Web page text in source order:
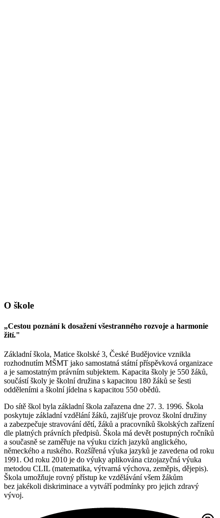
O škole
„Cestou poznání k dosažení všestranného rozvoje a harmonie
žití."
Základní škola, Matice školské 3, České Budějovice vznikla
rozhodnutím MŠMT jako samostatná státní příspěvková organizace
a je samostatným právním subjektem. Kapacita školy je 550 žáků,
součástí školy je školní družina s kapacitou 180 žáků se šesti
odděleními a školní jídelna s kapacitou 550 obědů.
Do sítě škol byla základní škola zařazena dne 27. 3. 1996. Škola
poskytuje základní vzdělání žáků, zajišťuje provoz školní družiny
a zabezpečuje stravování dětí, žáků a pracovníků školských zařízení
dle platných právních předpisů. Škola má devět postupných ročníků
a současně se zaměřuje na výuku cizích jazyků anglického,
německého a ruského. Rozšířená výuka jazyků je zavedena od roku
1991. Od roku 2010 je do výuky aplikována cizojazyčná výuka
metodou CLIL (matematika, výtvarná výchova, zeměpis, dějepis).
Škola umožňuje rovný přístup ke vzdělávání všem žákům
bez jakékoli diskriminace a vytváří podmínky pro jejich zdravý
vývoj.